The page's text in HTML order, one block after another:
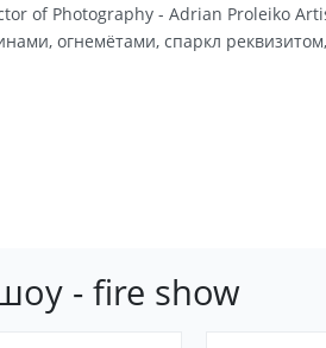
of Photography - Adrian Proleiko
огнемётами, спаркл
- fire show